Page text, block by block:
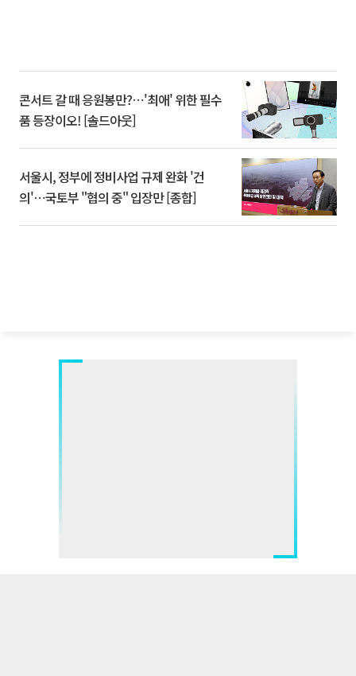
콘서트 갈 때 응원봉만?⋯'최애' 위한 필수
품 등장이오! [솔드아웃]
서울시, 정부에 정비사업 규제 완화 '건
의'⋯국토부 "협의 중" 입장만 [종합]